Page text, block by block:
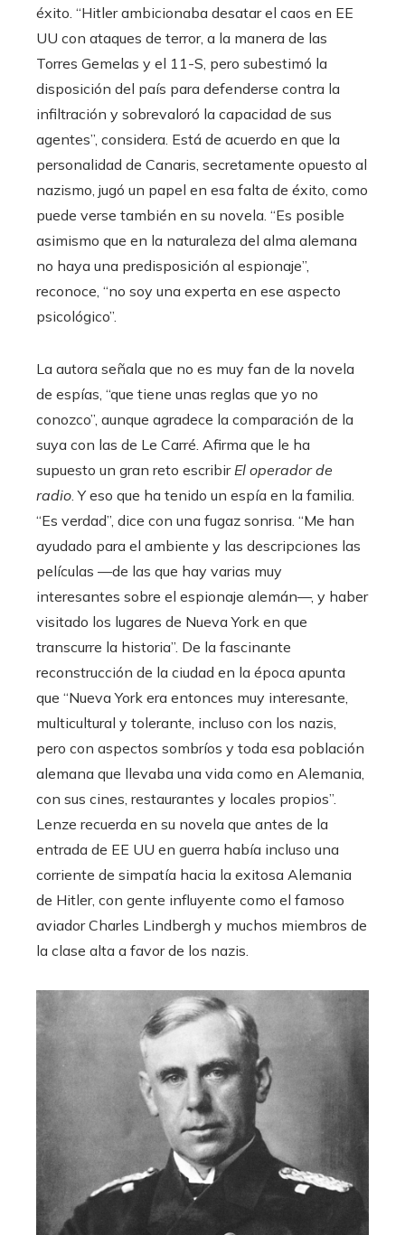
éxito. “Hitler ambicionaba desatar el caos en EE
UU con ataques de terror, a la manera de las
Torres Gemelas y el 11-S, pero subestimó la
disposición del país para defenderse contra la
infiltración y sobrevaloró la capacidad de sus
agentes”, considera. Está de acuerdo en que la
personalidad de Canaris, secretamente opuesto al
nazismo, jugó un papel en esa falta de éxito, como
puede verse también en su novela. “Es posible
asimismo que en la naturaleza del alma alemana
no haya una predisposición al espionaje”,
reconoce, “no soy una experta en ese aspecto
psicológico”.
La autora señala que no es muy fan de la novela
de espías, “que tiene unas reglas que yo no
conozco”, aunque agradece la comparación de la
suya con las de Le Carré. Afirma que le ha
supuesto un gran reto escribir El operador de
radio . Y eso que ha tenido un espía en la familia.
“Es verdad”, dice con una fugaz sonrisa. “Me han
ayudado para el ambiente y las descripciones las
películas —de las que hay varias muy
interesantes sobre el espionaje alemán—, y haber
visitado los lugares de Nueva York en que
transcurre la historia”. De la fascinante
reconstrucción de la ciudad en la época apunta
que “Nueva York era entonces muy interesante,
multicultural y tolerante, incluso con los nazis,
pero con aspectos sombríos y toda esa población
alemana que llevaba una vida como en Alemania,
con sus cines, restaurantes y locales propios”.
Lenze recuerda en su novela que antes de la
entrada de EE UU en guerra había incluso una
corriente de simpatía hacia la exitosa Alemania
de Hitler, con gente influyente como el famoso
aviador Charles Lindbergh y muchos miembros de
la clase alta a favor de los nazis.